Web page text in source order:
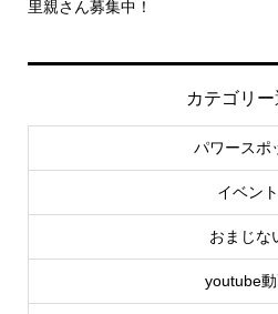
里親さん募集中！
カテゴリ
パワースポ
イベント
おまじな
youtube